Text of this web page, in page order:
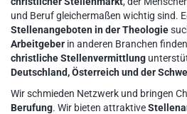
und Beruf gleichermaßen wichtig sind.
Stellenangeboten in der Theologie
Arbeitgeber in anderen Branchen
christliche Stellenvermittlung
Deutschland, Österreich und der
Wir schmieden Netzwerk und bringen
Berufung. Wir bieten attraktive